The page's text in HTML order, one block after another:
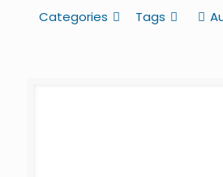
Categories Tags